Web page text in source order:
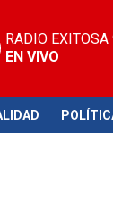
RADIO EXITOSA
EN VIVO